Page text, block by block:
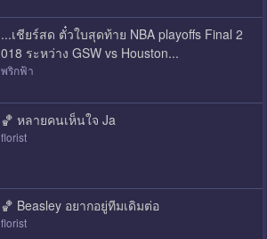
...เชียร์สด ตั๋วใบสุดท้าย NBA playoffs Final 2
018 ระหว่าง GSW vs Houston...
พริกฟ้า
🏀 หลายคนเห็นใจ Ja
florist
🏀 Beasley อยากอยู่ทีมเดิมต่อ
florist